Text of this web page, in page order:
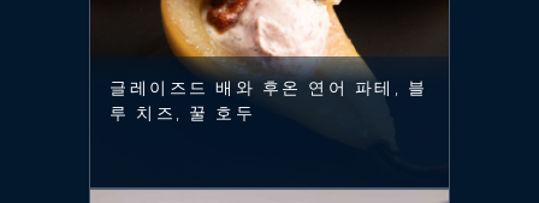
글레이즈드 배와 후온 연어 파테, 블
루 치즈, 꿀 호두